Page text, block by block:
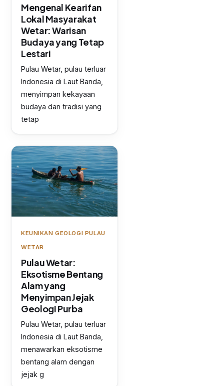
Mengenal Kearifan
Lokal Masyarakat
Wetar: Warisan
Budaya yang Tetap
Lestari
Pulau Wetar, pulau terluar
Indonesia di Laut Banda,
menyimpan kekayaan
budaya dan tradisi yang
tetap
KEUNIKAN GEOLOGI PULAU
WETAR
Pulau Wetar:
Eksotisme Bentang
Alam yang
Menyimpan Jejak
Geologi Purba
Pulau Wetar, pulau terluar
Indonesia di Laut Banda,
menawarkan eksotisme
bentang alam dengan
jejak g